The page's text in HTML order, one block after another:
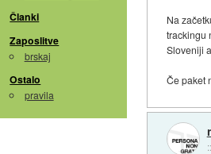
Članki
Zaposlitve
brskaj
Ostalo
pravila
Na
trackingu
Sloveniji
Če paket
::